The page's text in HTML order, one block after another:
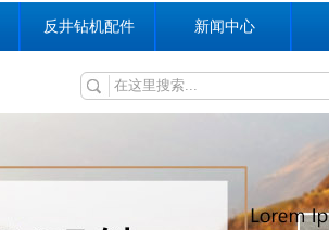
反井钻机配件 新闻中心